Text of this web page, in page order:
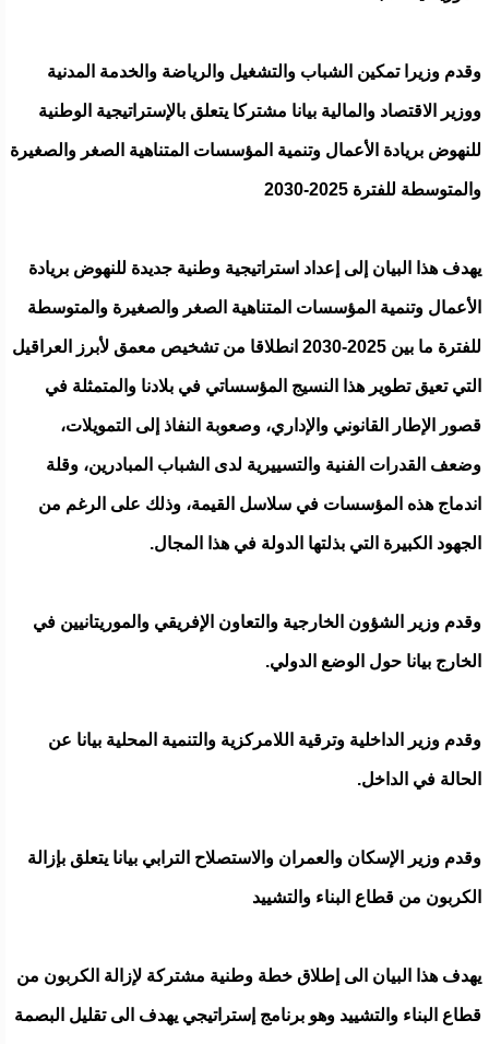
وقدم وزيرا تمكين الشباب والتشغيل والرياضة والخدمة المدنية
ووزير الاقتصاد والمالية بيانا مشتركا يتعلق بالإستراتيجية الوطنية
للنهوض بريادة الأعمال وتنمية المؤسسات المتناهية الصغر والصغيرة
والمتوسطة للفترة 2025-2030
يهدف هذا البيان إلى إعداد استراتيجية وطنية جديدة للنهوض بريادة
الأعمال وتنمية المؤسسات المتناهية الصغر والصغيرة والمتوسطة
للفترة ما بين 2025-2030 انطلاقا من تشخيص معمق لأبرز العراقيل
التي تعيق تطوير هذا النسيج المؤسساتي في بلادنا والمتمثلة في
قصور الإطار القانوني والإداري، وصعوبة النفاذ إلى التمويلات،
وضعف القدرات الفنية والتسييرية لدى الشباب المبادرين، وقلة
اندماج هذه المؤسسات في سلاسل القيمة، وذلك على الرغم من
الجهود الكبيرة التي بذلتها الدولة في هذا المجال.
وقدم وزير الشؤون الخارجية والتعاون الإفريقي والموريتانيين في
الخارج بيانا حول الوضع الدولي.
وقدم وزير الداخلية وترقية اللامركزية والتنمية المحلية بيانا عن
الحالة في الداخل.
وقدم وزير الإسكان والعمران والاستصلاح الترابي بيانا يتعلق بإزالة
الكربون من قطاع البناء والتشييد
يهدف هذا البيان الى إطلاق خطة وطنية مشتركة لإزالة الكربون من
قطاع البناء والتشييد وهو برنامج إستراتيجي يهدف الى تقليل البصمة